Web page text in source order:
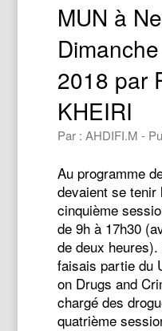
MUN à
2018 par
KHEIRI
Par : AHDIFI.M -
Au programme
devaient se
cinquième
de 9h à 17h30
de deux
faisais partie du
on Drugs and
chargé des
quatrième